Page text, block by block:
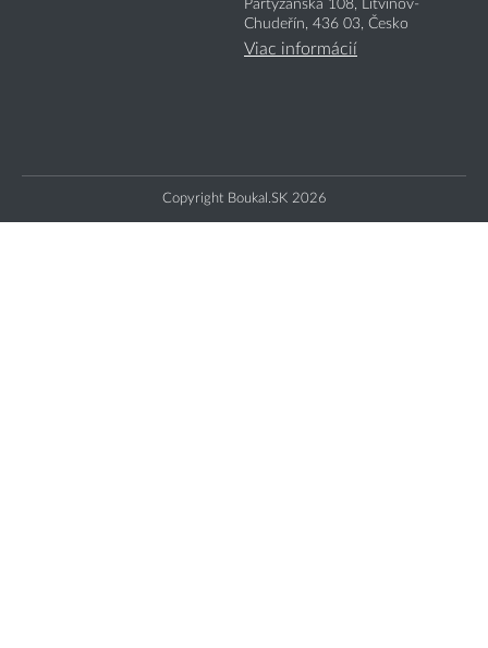
Partyzánská 108, Litvínov-
Chudeřín, 436 03, Česko
Viac informácií
Copyright Boukal.SK 2026